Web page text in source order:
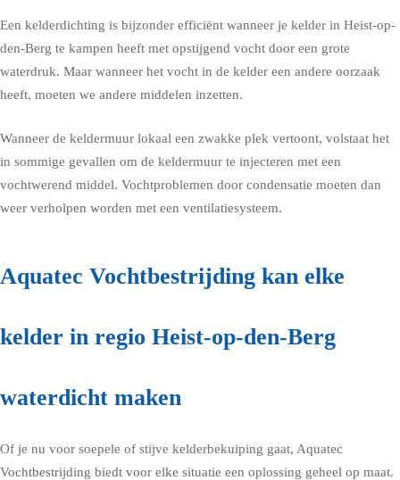
Een kelderdichting is bijzonder efficiënt wanneer je kelder in Heist-op-
den-Berg te kampen heeft met opstijgend vocht door een grote
waterdruk. Maar wanneer het vocht in de kelder een andere oorzaak
heeft, moeten we andere middelen inzetten.
Wanneer de keldermuur lokaal een zwakke plek vertoont, volstaat het
in sommige gevallen om de keldermuur te injecteren met een
vochtwerend middel. Vochtproblemen door condensatie moeten dan
weer verholpen worden met een ventilatiesysteem.
Aquatec Vochtbestrijding kan elke
kelder in regio Heist-op-den-Berg
waterdicht maken
Of je nu voor soepele of stijve kelderbekuiping gaat, Aquatec
Vochtbestrijding biedt voor elke situatie een oplossing geheel op maat.